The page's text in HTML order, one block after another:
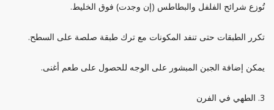
تُوزع شرائح الفلفل والبطاطس (إن وجدت) فوق الخليط.
تكرر الطبقات حتى تنفد المكونات مع ترك طبقة صلصة على السطح.
يمكن إضافة الجبن المبشور على الوجه للحصول على طعم أغنى.
3. الطهي في الفرن